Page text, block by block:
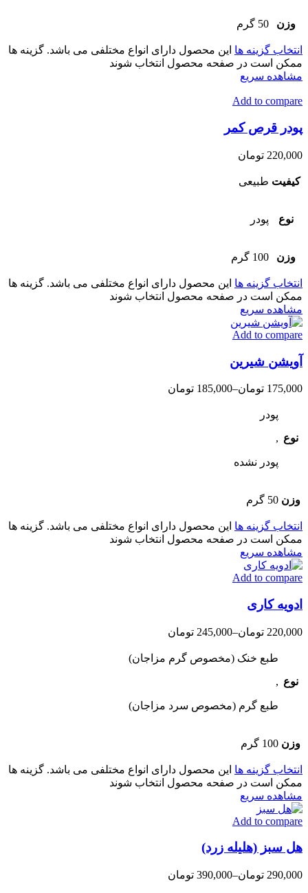
وزن 50 گرم
انتخاب گزینه ها این محصول دارای انواع مختلفی می باشد. گزینه ها
ممکن است در صفحه محصول انتخاب شوند
مشاهده سریع
Add to compare
پودر قرص کمر
220,000 تومان
کیفیت طبیعی
نوع پودر
وزن 100 گرم
انتخاب گزینه ها این محصول دارای انواع مختلفی می باشد. گزینه ها
ممکن است در صفحه محصول انتخاب شوند
مشاهده سریع
Add to compare
آویشن شیرین
175,000 تومان–
185,000 تومان
نوع
پودر
,
پودر نشده
وزن 50 گرم
انتخاب گزینه ها این محصول دارای انواع مختلفی می باشد. گزینه ها
ممکن است در صفحه محصول انتخاب شوند
مشاهده سریع
Add to compare
ادویه کاری
220,000 تومان–
245,000 تومان
نوع
طبع خنک (مخصوص گرم مزاجان)
,
طبع گرم (مخصوص سرد مزاجان)
وزن 100 گرم
انتخاب گزینه ها این محصول دارای انواع مختلفی می باشد. گزینه ها
ممکن است در صفحه محصول انتخاب شوند
مشاهده سریع
Add to compare
هل سبز (هلیله زرد)
290,000 تومان–
390,000 تومان